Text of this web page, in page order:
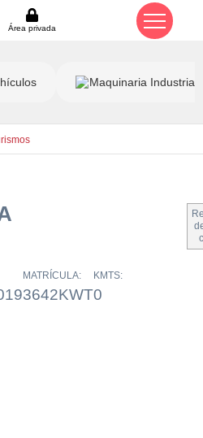
Área privada
Maquinaria Industrial
MATRÍCULA:
3642KWT
KMTS:
0